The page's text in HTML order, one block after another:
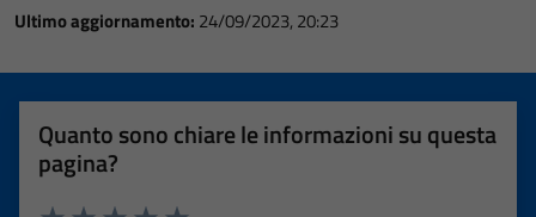
Ultimo aggiornamento: 24/09/2023, 20:23
Quanto sono chiare le informazioni su questa
pagina?